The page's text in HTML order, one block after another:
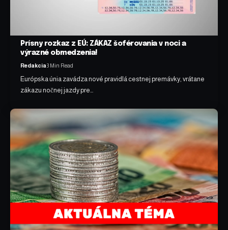
Prísny rozkaz z EÚ: ZÁKAZ šoférovania v noci a
výrazné obmedzenia!
Redakcia3 Min Read
Európska únia zavádza nové pravidlá cestnej premávky, vrátane
zákazu nočnej jazdy pre…